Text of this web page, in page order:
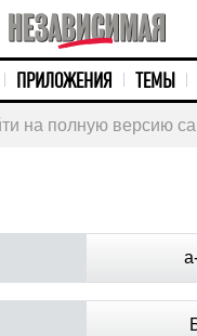
ПРИЛОЖЕНИЯ ТЕМЫ
на полную версию